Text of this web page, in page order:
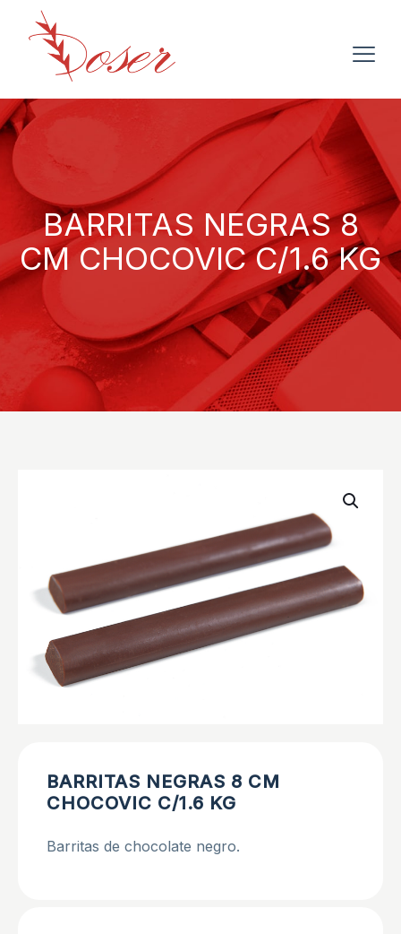
BARRITAS NEGRAS 8
CM CHOCOVIC C/1.6 KG
BARRITAS NEGRAS 8 CM
CHOCOVIC C/1.6 KG
Barritas de chocolate negro.